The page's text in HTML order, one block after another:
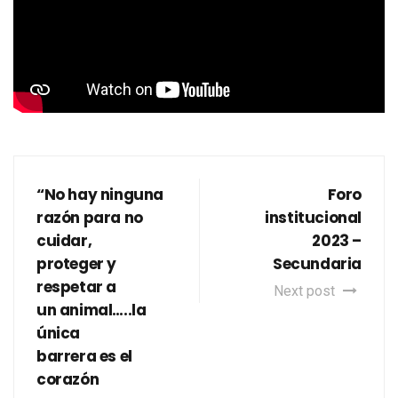
“No hay ninguna
razón para no
cuidar,
proteger y
respetar a
un animal…..la
única
barrera es el
corazón
Foro
institucional
2023 –
Secundaria
Next post